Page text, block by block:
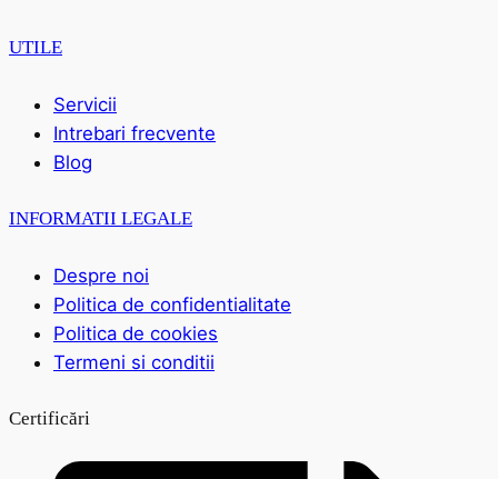
UTILE
Servicii
Intrebari frecvente
Blog
INFORMATII LEGALE
Despre noi
Politica de confidentialitate
Politica de cookies
Termeni si conditii
Certificări